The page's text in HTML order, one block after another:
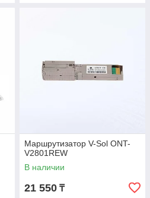
Маршрутизатор V-Sol ONT-
V2801REW
В наличии
21 550 ₸